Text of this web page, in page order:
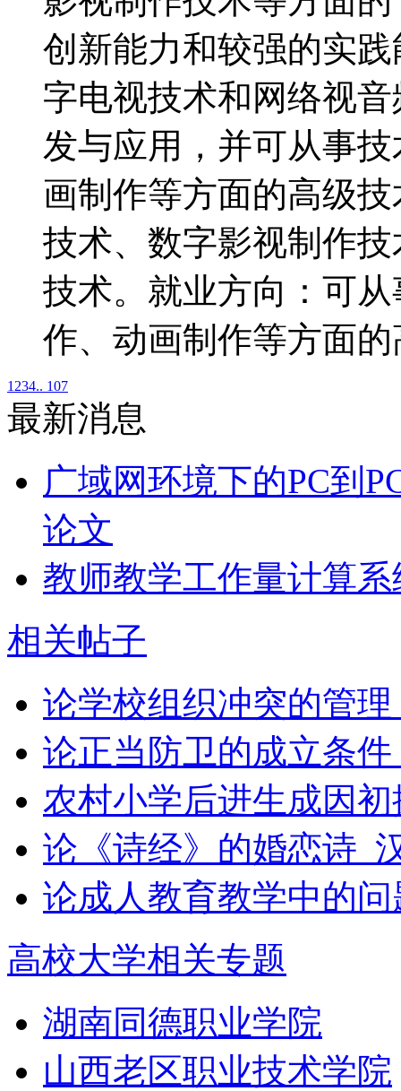
创新能力和较强的实
字电视技术和网络视
发与应用，并可从事
画制作等方面的高级
技术、数字影视制作
技术。就业方向：可
作、动画制作等方面
1 234.. 107
最新消息
广域网环境下的PC到
论文
教师教学工作量计算
相关帖子
论学校组织冲突的管
论正当防卫的成立条
农村小学后进生成因
论《诗经》的婚恋诗_
论成人教育教学中的
高校大学相关专题
湖南同德职业学院
山西老区职业技术学院